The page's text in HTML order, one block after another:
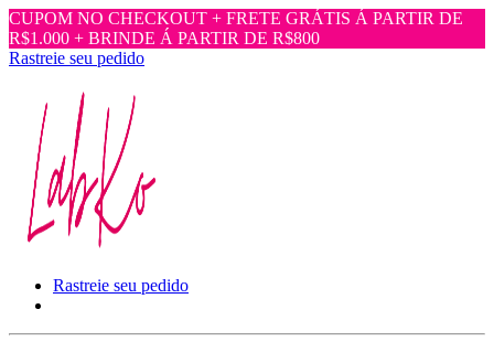
CUPOM NO CHECKOUT + FRETE GRÁTIS Á PARTIR DE
R$1.000 + BRINDE Á PARTIR DE R$800
Rastreie seu pedido
Rastreie seu pedido